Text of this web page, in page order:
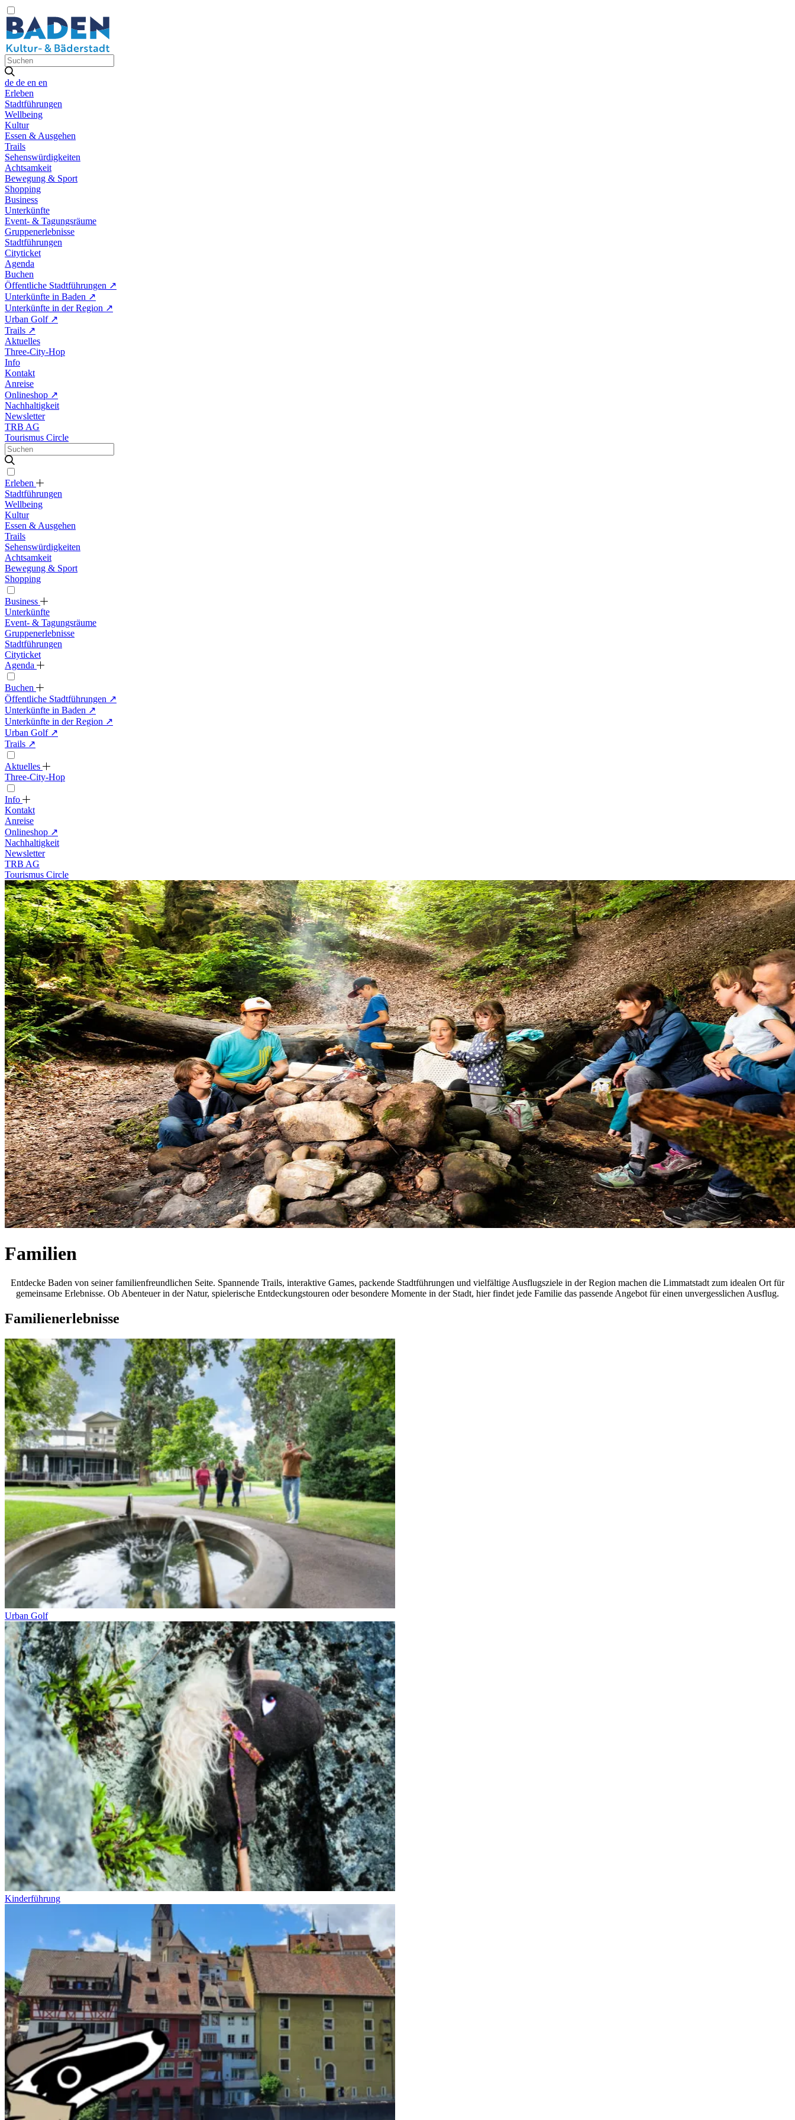
de de en en
Erleben
Stadtführungen
Wellbeing
Kultur
Essen & Ausgehen
Trails
Sehenswürdigkeiten
Achtsamkeit
Bewegung & Sport
Shopping
Business
Unterkünfte
Event- & Tagungsräume
Gruppenerlebnisse
Stadtführungen
Cityticket
Agenda
Buchen
Öffentliche Stadtführungen ↗
Unterkünfte in Baden ↗
Unterkünfte in der Region ↗
Urban Golf ↗
Trails ↗
Aktuelles
Three-City-Hop
Info
Kontakt
Anreise
Onlineshop ↗
Nachhaltigkeit
Newsletter
TRB AG
Tourismus Circle
Erleben
Stadtführungen
Wellbeing
Kultur
Essen & Ausgehen
Trails
Sehenswürdigkeiten
Achtsamkeit
Bewegung & Sport
Shopping
Business
Unterkünfte
Event- & Tagungsräume
Gruppenerlebnisse
Stadtführungen
Cityticket
Agenda
Buchen
Öffentliche Stadtführungen ↗
Unterkünfte in Baden ↗
Unterkünfte in der Region ↗
Urban Golf ↗
Trails ↗
Aktuelles
Three-City-Hop
Info
Kontakt
Anreise
Onlineshop ↗
Nachhaltigkeit
Newsletter
TRB AG
Tourismus Circle
Familien
Entdecke Baden von seiner familienfreundlichen Seite. Spannende Trails, interaktive Games, packende Stadtführungen und vielfältige Ausflugsziele in der Region machen die Limmatstadt zum idealen Ort für
gemeinsame Erlebnisse. Ob Abenteuer in der Natur, spielerische Entdeckungstouren oder besondere Momente in der Stadt, hier findet jede Familie das passende Angebot für einen unvergesslichen Ausflug.
Familienerlebnisse
Urban Golf
Kinderführung